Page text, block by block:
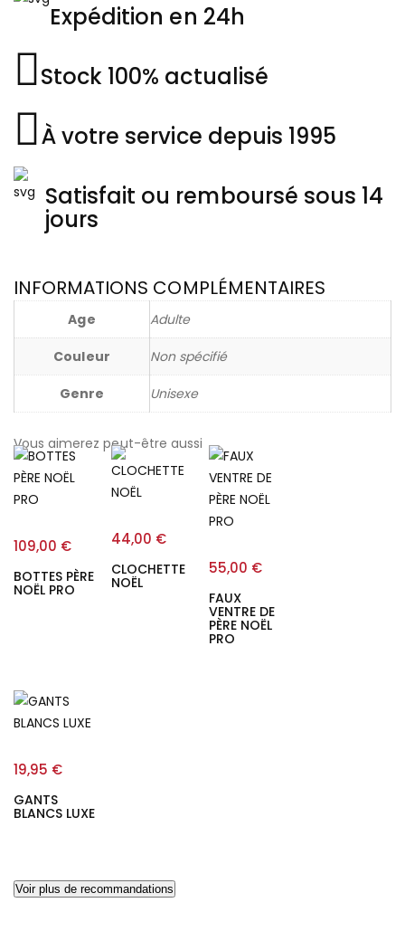
Expédition en 24h
Stock 100% actualisé
À votre service depuis 1995
Satisfait ou remboursé sous 14
jours
INFORMATIONS COMPLÉMENTAIRES
Age Adulte
Couleur Non spécifié
Genre Unisexe
Vous aimerez peut-être aussi
109,00 €
BOTTES PÈRE
NOËL PRO
44,00 €
CLOCHETTE
NOËL
55,00 €
FAUX
VENTRE DE
PÈRE NOËL
PRO
19,95 €
GANTS
BLANCS LUXE
Voir plus de recommandations